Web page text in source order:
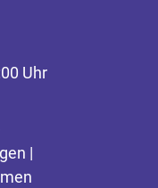
Uhr
|